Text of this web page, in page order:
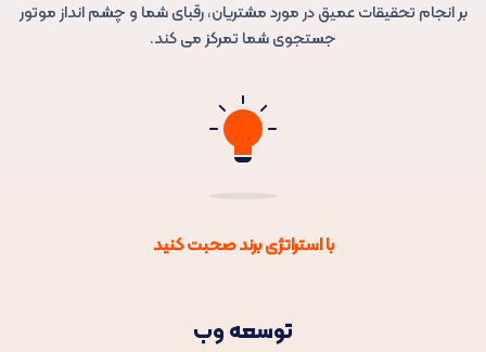
بر انجام تحقیقات عمیق در مورد مشتریان، رقبای شما و چشم انداز موتور
جستجوی شما تمرکز می کند.
با استراتژی برند صحبت کنید
توسعه وب